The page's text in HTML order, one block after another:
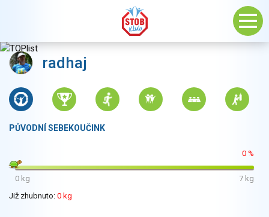
radhaj
PŮVODNÍ SEBEKOUČINK
0 %
0 kg
7 kg
Již zhubnuto: 0 kg